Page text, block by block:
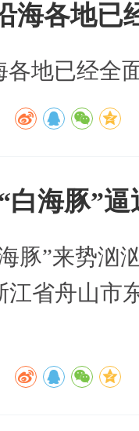
海各地已
各地已经全
白海豚”
豚”来势汹
江省舟山市